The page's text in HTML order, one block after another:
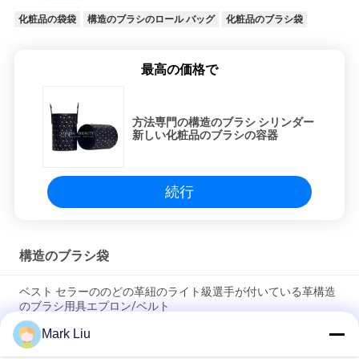
化粧品の袋袋 構造のブラシのロール バッグ 化粧品のブラシ袋
最高の価格で
方法専門の構造のブラシ シリンダー
新しい化粧品のブラシの容器
続行
構造のブラシ袋
ベスト セラーののどの革紐のライト級選手が付いている革構造
のブラシ用具エプロン/ベルト
PUの筆箱の袋の波の縞のジッパーの閉鎖旅行化粧品の構造袋の
かわいいペンの文房具のホールダー
Mark Liu